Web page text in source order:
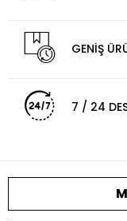
GENİŞ
7 / 24